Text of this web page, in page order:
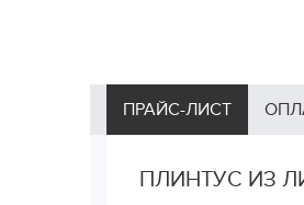
ПРАЙС-ЛИСТ
ПЛИНТУС ИЗ